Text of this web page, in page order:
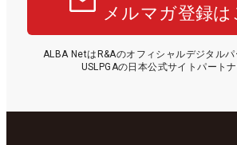
メルマガ登録は
ALBA NetはR&Aのオフィシャルデジタル
USLPGAの日本公式サイトパートナ